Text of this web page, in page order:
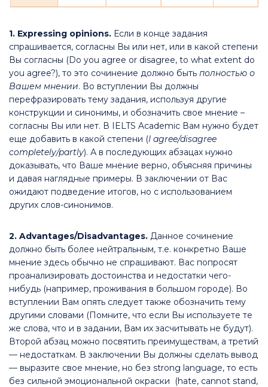
1. Expressing opinions. Если в конце задания
спрашивается, согласны Вы или нет, или в какой степени
Вы согласны (Do you agree or disagree, to what extent do
you agree?), то это сочинение должно быть полностью о
Вашем мнении. Во вступлении Вы должны
перефразировать тему задания, используя другие
конструкции и синонимы, и обозначить свое мнение –
согласны Вы или нет. В IELTS Academic Вам нужно будет
еще добавить в какой степени (I agree/disagree
completely/partly). А в последующих абзацах нужно
доказывать, что Ваше мнение верно, объясняя причины
и давая наглядные примеры. В заключении от Вас
ожидают подведение итогов, но с использованием
других слов-синонимов.
2. Advantages/Disadvantages. Данное сочинение
должно быть более нейтральным, т.е. конкретно Ваше
мнение здесь обычно не спрашивают. Вас попросят
проанализировать достоинства и недостатки чего-
нибудь (например, проживания в большом городе). Во
вступлении Вам опять следует также обозначить тему
другими словами (Помните, что если Вы используете те
же слова, что и в задании, Вам их засчитывать не будут).
Второй абзац можно посвятить преимуществам, а третий
— недостаткам. В заключении Вы должны сделать вывод
— выразите свое мнение, но без strong language, то есть
без сильной эмоциональной окраски (hate, cannot stand,